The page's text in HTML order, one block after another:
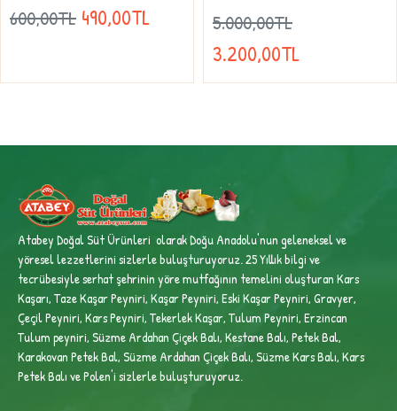
600,00TL 490,00TL 5.000,00TL
3.200,00TL
Atabey Doğal Süt Ürünleri olarak Doğu Anadolu'nun geleneksel ve
yöresel lezzetlerini sizlerle buluşturuyoruz. 25 Yıllık bilgi ve
tecrübesiyleserhat şehrinin yöre mutfağının temelini oluşturan Kars
Kaşarı, Taze Kaşar Peyniri, Kaşar Peyniri, Eski Kaşar Peyniri, Gravyer,
Çeçil Peyniri, Kars Peyniri, Tekerlek Kaşar, Tulum Peyniri, Erzincan
Tulum peyniri,Süzme Ardahan Çiçek Balı, Kestane Balı, Petek Bal,
Karakovan Petek Bal, Süzme Ardahan Çiçek Balı, Süzme Kars Balı, Kars
Petek Balı ve Polen'i sizlerle buluşturuyoruz.